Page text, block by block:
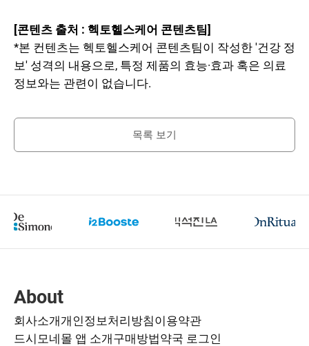
[콘텐츠 출처 : 헥토헬스케어 콘텐츠팀]
*본 컨텐츠는 헥토헬스케어 콘텐츠팀이 작성한 '건강 정
보' 성격의 내용으로, 특정 제품의 효능·효과 혹은 의료
정보와는 관련이 없습니다.
목록 보기
About
회사소개개인정보처리방침이용약관
드시모네몰 앱 소개구매방법약국 로그인